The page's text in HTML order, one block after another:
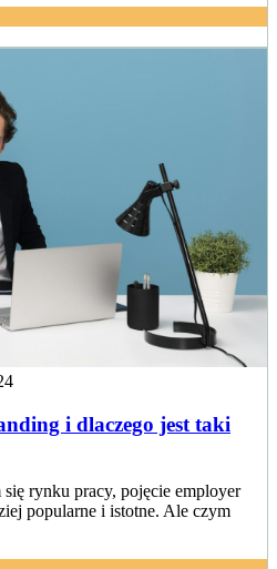
i dlaczego jest taki
rynku pracy, pojęcie employer
popularne i istotne. Ale czym